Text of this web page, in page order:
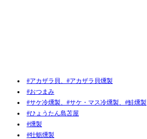
#アカザラ貝、#アカザラ貝燻製
#おつまみ
#サケ冷燻製、#サケ・マス冷燻製、#鮭燻製
#ひょうたん島苫屋
#燻製
#牡蛎燻製